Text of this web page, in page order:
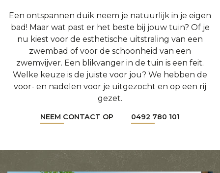
Een ontspannen duik neem je natuurlijk in je eigen
bad! Maar wat past er het beste bij jouw tuin? Of je
nu kiest voor de esthetische uitstraling van een
zwembad of voor de schoonheid van een
zwemvijver. Een blikvanger in de tuin is een feit.
Welke keuze is de juiste voor jou? We hebben de
voor- en nadelen voor je uitgezocht en op een rij
gezet.
NEEM CONTACT OP 0492 780 101